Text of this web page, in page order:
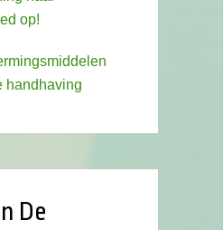
op!
handhaving
De